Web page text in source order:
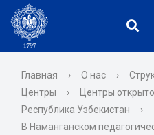
Главная › О нас ›
Центры
› Центры
Республика Узбекистан
›
В Наманганском